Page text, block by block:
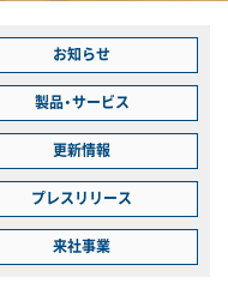
お知らせ
製品・サービス
更新情報
プレスリリース
来社事業